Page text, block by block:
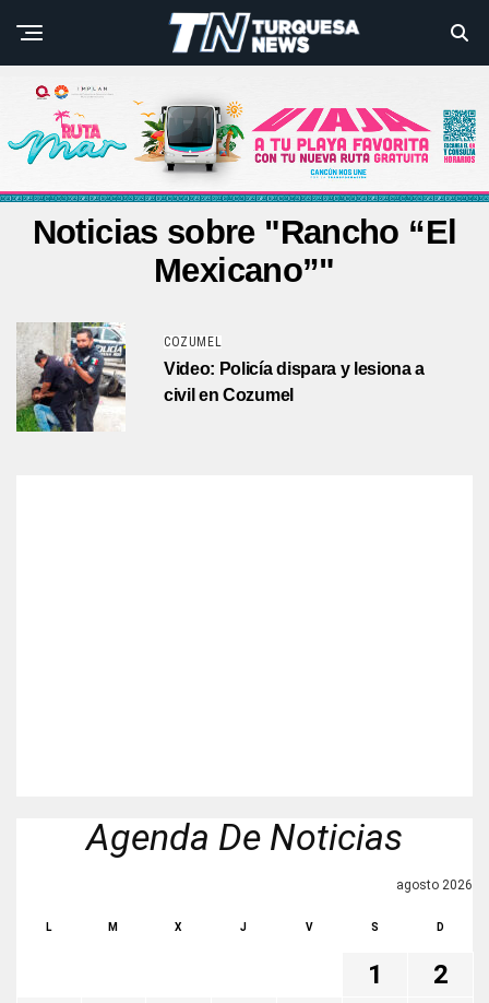
Noticias sobre "Rancho “El
Mexicano”"
COZUMEL
Video: Policía dispara y lesiona a
civil en Cozumel
Agenda De Noticias
agosto 2026
L M X J V S D
1
2